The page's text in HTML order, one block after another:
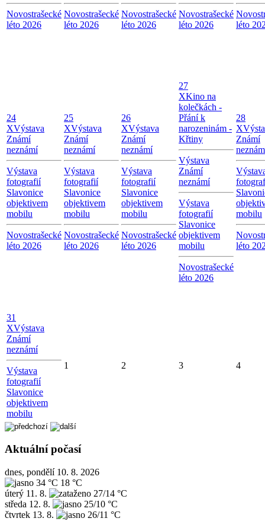
Novostrašecké
léto 2026
Novostrašecké
léto 2026
Novostrašecké
léto 2026
Novostrašecké
léto 2026
léto
24
XVýstava
Známí
neznámí
Výstava
fotografií
Slavonice
objektivem
mobilu
Novostrašecké
léto 2026
25
XVýstava
Známí
neznámí
Výstava
fotografií
Slavonice
objektivem
mobilu
Novostrašecké
léto 2026
26
XVýstava
Známí
neznámí
Výstava
fotografií
Slavonice
objektivem
mobilu
Novostrašecké
léto 2026
27
XKino na
kolečkách -
Přání k
narozeninám -
Křtiny
Výstava
Známí
neznámí
Výstava
fotografií
Slavonice
objektivem
mobilu
Novostrašecké
léto 2026
28
X
Známí
mobilu
léto
31
XVýstava
Známí
neznámí
Výstava
fotografií
Slavonice
objektivem
mobilu
1 2 3 4
Aktuální počasí
dnes, pondělí 10. 8. 2026
34 °C 18 °C
úterý 11. 8.
27/14 °C
středa 12. 8.
25/10 °C
čtvrtek 13. 8. 26/11 °C